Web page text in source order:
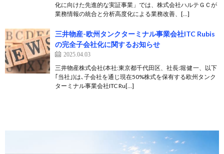
化に向けた先進的な実証事業」では、株式会社ハルテＧＣが
業務情報の統合と分析高度化による業務改善、[…]
三井物産-欧州タンクターミナル事業会社ITC Rubis
の完全子会社化に関するお知らせ
2025.04.03
三井物産株式会社(本社:東京都千代田区、社長:堀 健一、以下
｢当社｣)は､子会社を通じ現在50%株式を保有する欧州タンク
ターミナル事業会社ITC Ru[…]